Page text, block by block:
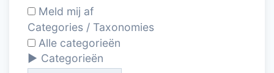
Meld mij af
Categories / Taxonomies
Alle categorieën
Categorieën